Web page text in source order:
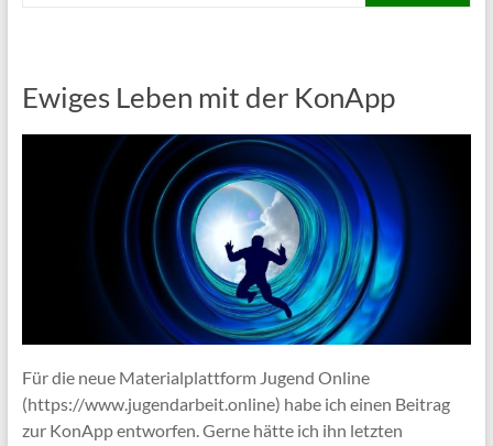
Ewiges Leben mit der KonApp
Für die neue Materialplattform Jugend Online
(https://www.jugendarbeit.online) habe ich einen Beitrag
zur KonApp entworfen. Gerne hätte ich ihn letzten